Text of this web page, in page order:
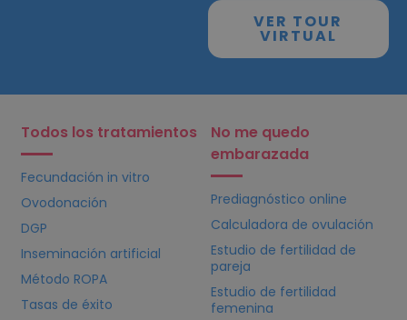
VER TOUR
VIRTUAL
Todos los tratamientos
Fecundación in vitro
Ovodonación
DGP
Inseminación artificial
Método ROPA
Tasas de éxito
No me quedo
embarazada
Prediagnóstico online
Calculadora de ovulación
Estudio de fertilidad de
pareja
Estudio de fertilidad
femenina